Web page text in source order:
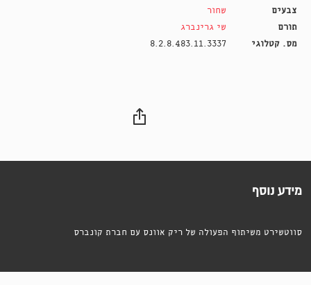
צבעים
שחור
תורם
שי גרינברג
מס. קטלוגי
8.2.8.483.11.3337
מידע נוסף
סווטשירט משיתוף הפעולה של ריק אוונס עם חברת קונברס